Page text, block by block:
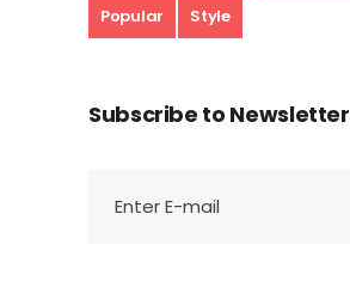
Popular Style
Subscribe to Newsletter